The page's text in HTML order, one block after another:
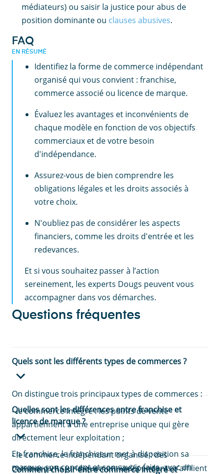
médiateurs) ou saisir la justice pour abus de
position dominante ou clauses abusives.
FAQ
EN RÉSUMÉ
Identifiez la forme de commerce indépendant
organisé qui vous convient : franchise,
commerce associé ou licence de marque.
Évaluez les avantages et inconvénients de
chaque modèle en fonction de vos objectifs
commerciaux et de votre besoin
d'indépendance.
Assurez-vous de bien comprendre les
obligations légales et les droits associés à
votre choix.
N'oubliez pas de considérer les aspects
financiers, comme les droits d'entrée et les
redevances.
Et si vous souhaitez passer à l’action
sereinement, les experts Dougs peuvent vous
accompagner dans vos démarches.
Questions fréquentes
Quels sont les différents types de commerces ?
On distingue trois principaux types de commerces :
- le commerce intégré : les points de vente
appartiennent à une entreprise unique qui gère
directement leur exploitation ;
- le commerce indépendant organisé : des
commerçants juridiquement indépendants s’affilient
Quelles sont les différences entre franchise et
licence de marque ?
En franchise, le franchiseur met à disposition sa
marque, son concept et son savoir-faire, avec un
Comment choisir entre commerce intégré et